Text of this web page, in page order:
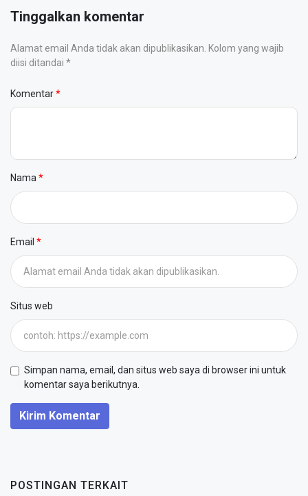
Tinggalkan komentar
Alamat email Anda tidak akan dipublikasikan. Kolom yang wajib
diisi ditandai *
Komentar
Nama
Email
Situs web
Simpan nama, email, dan situs web saya di browser ini untuk
komentar saya berikutnya.
Kirim Komentar
POSTINGAN TERKAIT